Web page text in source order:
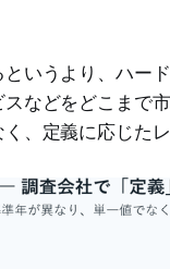
いうより、ハー
などをどこまで
、定義に応じた